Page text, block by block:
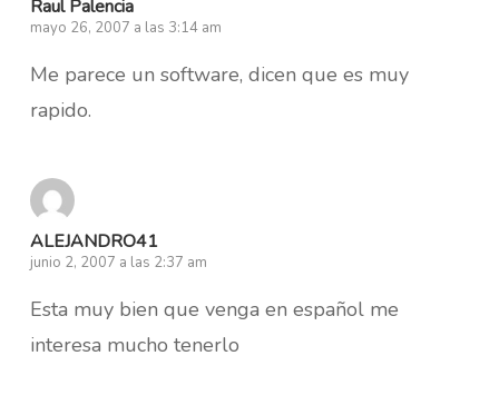
Raul Palencia
mayo 26, 2007 a las 3:14 am
Me parece un software, dicen que es muy
rapido.
ALEJANDRO41
junio 2, 2007 a las 2:37 am
Esta muy bien que venga en español me
interesa mucho tenerlo